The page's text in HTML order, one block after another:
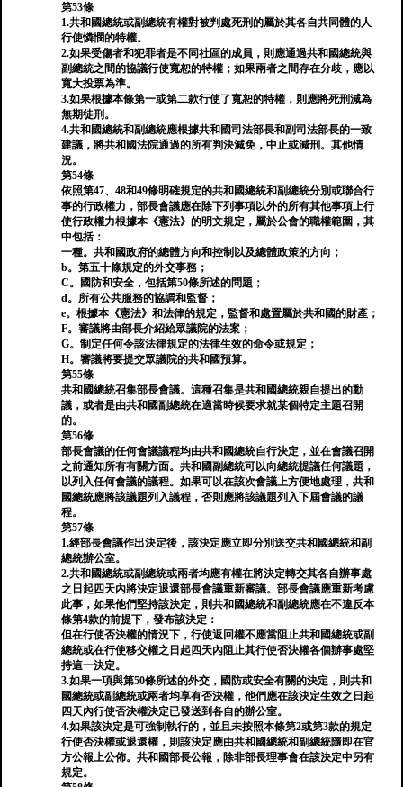
第53條
1.共和國總統或副總統有權對被判處死刑的屬於其各自共同體的人
行使憐憫的特權。
2.如果受傷者和犯罪者是不同社區的成員，則應通過共和國總統與
副總統之間的協議行使寬恕的特權；如果兩者之間存在分歧，應以
寬大投票為準。
3.如果根據本條第一或第二款行使了寬恕的特權，則應將死刑減為
無期徒刑。
4.共和國總統和副總統應根據共和國司法部長和副司法部長的一致
建議，將共和國法院通過的所有判決減免，中止或減刑。其他情
況。
第54條
依照第47、48和49條明確規定的共和國總統和副總統分別或聯合行
事的行政權力，部長會議應在除下列事項以外的所有其他事項上行
使行政權力根據本《憲法》的明文規定，屬於公會的職權範圍，其
中包括：
一種。共和國政府的總體方向和控制以及總體政策的方向；
b。第五十條規定的外交事務；
C。國防和安全，包括第50條所述的問題；
d。所有公共服務的協調和監督；
e。根據本《憲法》和法律的規定，監督和處置屬於共和國的財產；
F。審議將由部長介紹給眾議院的法案；
G。制定任何令該法律規定的法律生效的命令或規定；
H。審議將要提交眾議院的共和國預算。
第55條
共和國總統召集部長會議。這種召集是共和國總統親自提出的動
議，或者是由共和國副總統在適當時候要求就某個特定主題召開
的。
第56條
部長會議的任何會議議程均由共和國總統自行決定，並在會議召開
之前通知所有有關方面。共和國副總統可以向總統提議任何議題，
以列入任何會議的議程。如果可以在該次會議上方便地處理，共和
國總統應將該議題列入議程，否則應將該議題列入下屆會議的議
程。
第57條
1.經部長會議作出決定後，該決定應立即分別送交共和國總統和副
總統辦公室。
2.共和國總統或副總統或兩者均應有權在將決定轉交其各自辦事處
之日起四天內將決定退還部長會議重新審議。部長會議應重新考慮
此事，如果他們堅持該決定，則共和國總統和副總統應在不違反本
條第4款的前提下，發布該決定：
但在行使否決權的情況下，行使返回權不應當阻止共和國總統或副
總統或在行使移交權之日起四天內阻止其行使否決權各個辦事處堅
持這一決定。
3.如果一項與第50條所述的外交，國防或安全有關的決定，則共和
國總統或副總統或兩者均享有否決權，他們應在該決定生效之日起
四天內行使否決權決定已發送到各自的辦公室。
4.如果該決定是可強制執行的，並且未按照本條第2或第3款的規定
行使否決權或退還權，則該決定應由共和國總統和副總統隨即在官
方公報上公佈。共和國部長公報，除非部長理事會在該決定中另有
規定。